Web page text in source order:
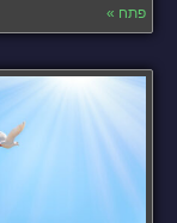
פתח »